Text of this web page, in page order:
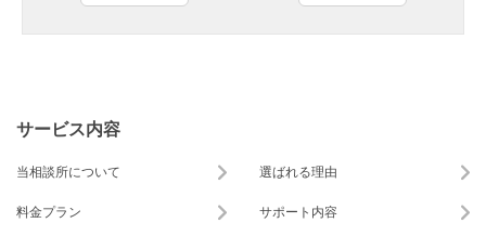
サービス内容
当相談所について 選ばれる理由
料金プラン サポート内容